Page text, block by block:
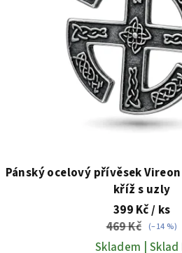
Pánský ocelový přívěsek
kříž s uzly
399 Kč/ ks
469 Kč (–14 %)
Skladem | Sklad